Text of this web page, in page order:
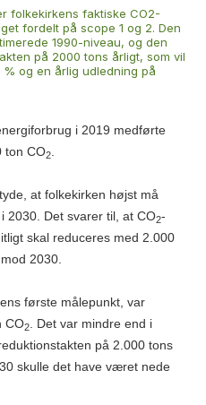
folkekirkens faktiske CO2-
fordelt på scope 1 og 2. Den
1990-niveau, og den
på 2000 tons årligt, som vil
og en årlig udledning på
i 2019 medførte
ton CO2
, at folkekirken højst må
i 2030. Det svarer til, at CO2-
skal reduceres med 2.000
2030.
første målepunkt, var
CO2
. Det var mindre end i
på 2.000 tons
skulle det have været nede